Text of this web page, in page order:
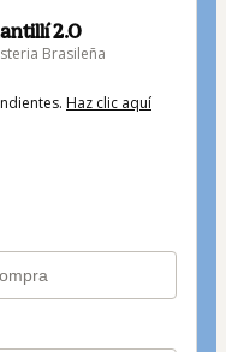
2.0
Brasileña
Haz clic aquí